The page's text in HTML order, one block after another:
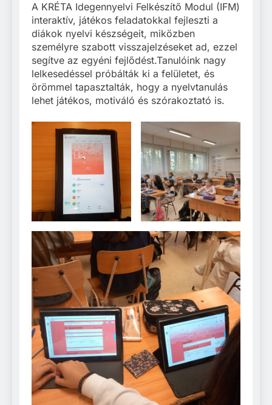
A KRÉTA Idegennyelvi Felkészítő Modul (IFM)
interaktív, játékos feladatokkal fejleszti a
diákok nyelvi készségeit, miközben
személyre szabott visszajelzéseket ad, ezzel
segítve az egyéni fejlődést.Tanulóink nagy
lelkesedéssel próbálták ki a felületet, és
örömmel tapasztalták, hogy a nyelvtanulás
lehet játékos, motiváló és szórakoztató is.